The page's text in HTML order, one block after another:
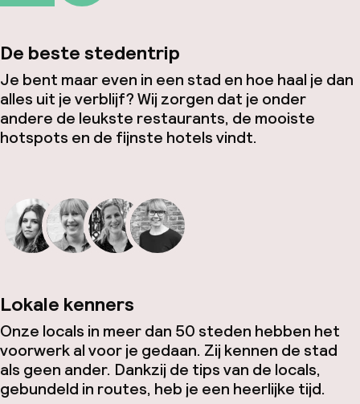
De beste stedentrip
Je bent maar even in een stad en hoe haal je dan
alles uit je verblijf? Wij zorgen dat je onder
andere de leukste restaurants, de mooiste
hotspots en de fijnste hotels vindt.
Lokale kenners
Onze locals in meer dan 50 steden hebben het
voorwerk al voor je gedaan. Zij kennen de stad
als geen ander. Dankzij de tips van de locals,
gebundeld in routes, heb je een heerlijke tijd.